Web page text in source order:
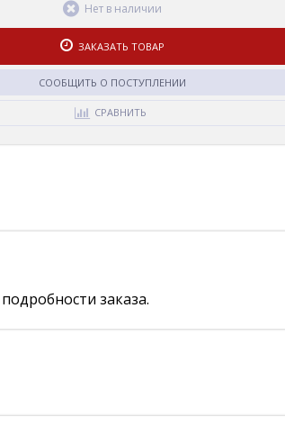
Нет в наличии
ЗАКАЗАТЬ ТОВАР
СООБЩИТЬ О ПОСТУПЛЕНИИ
СРАВНИТЬ
заказа.